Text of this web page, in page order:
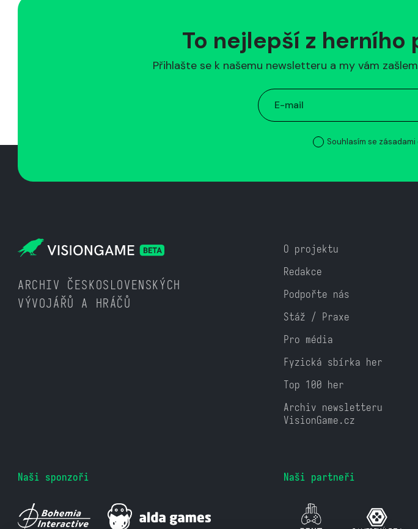
To nejlepší z herního
Přihlašte se k našemu newsletteru a my vám
Souhlasím se
ARCHIV ČESKOSLOVENSKÝCH
VÝVOJÁŘŮ A HRÁČŮ
O projektu
Redakce
Podpořte nás
Stáž / Praxe
Pro média
Fyzická sbírka her
Top 100 her
Archiv newsletteru
VisionGame.cz
Naši sponzoři Naši partneři